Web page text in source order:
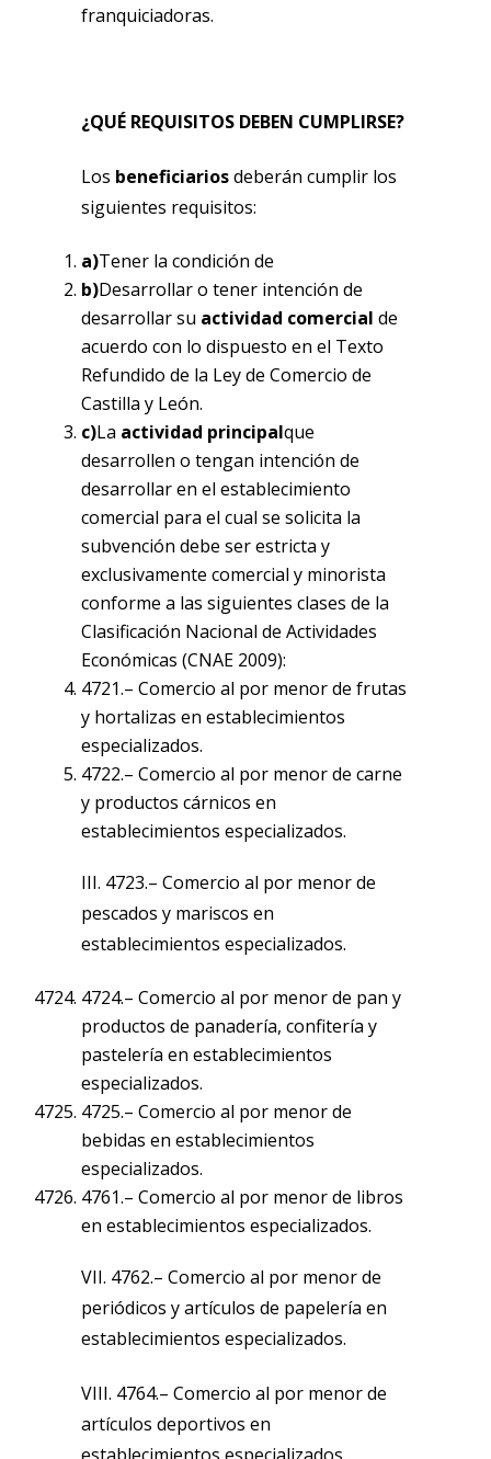
franquiciadoras.
¿QUÉ REQUISITOS DEBEN CUMPLIRSE?
Los beneficiariosdeberán cumplir los
siguientes requisitos:
a)Tener la condición de
b)Desarrollar o tener intención de
desarrollar su actividad comercial de
acuerdo con lo dispuesto en el Texto
Refundido de la Ley de Comercio de
Castilla y León.
c)La actividad principalque
desarrollen o tengan intención de
desarrollar en el establecimiento
comercial para el cual se solicita la
subvención debe ser estricta y
exclusivamente comercial y minorista
conforme a las siguientes clases de la
Clasificación Nacional de Actividades
Económicas (CNAE 2009):
4721.– Comercio al por menor de frutas
y hortalizas en establecimientos
especializados.
4722.– Comercio al por menor de carne
y productos cárnicos en
establecimientos especializados.
III. 4723.– Comercio al por menor de
pescados y mariscos en
establecimientos especializados.
4724.– Comercio al por menor de pan y
productos de panadería, confitería y
pastelería en establecimientos
especializados.
4725.– Comercio al por menor de
bebidas en establecimientos
especializados.
4761.– Comercio al por menor de libros
en establecimientos especializados.
VII. 4762.– Comercio al por menor de
periódicos y artículos de papelería en
establecimientos especializados.
VIII. 4764.– Comercio al por menor de
artículos deportivos en